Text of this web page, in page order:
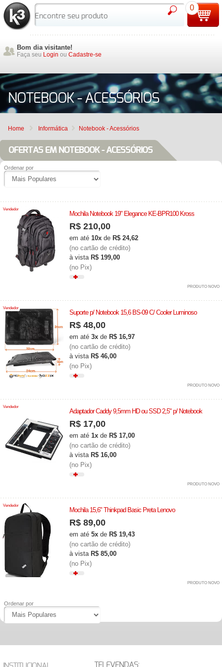
Bom dia visitante!
Faça seu Login ou Cadastre-se
0
NOTEBOOK - ACESSÓRIOS
Home Informática Notebook - Acessórios
OFERTAS EM NOTEBOOK - ACESSÓRIOS
Ordenar por
Vendedor
Mochila Notebook 19" Elegance KE-BPR100 Kross
R$ 210,00
em até 10x de R$ 24,62
(no cartão de crédito)
à vista R$ 199,00
(no Pix)
PRODUTO NOVO
Vendedor
Suporte p/ Notebook 15,6 BS-09 C/ Cooler Luminoso
R$ 48,00
em até 3x de R$ 16,97
(no cartão de crédito)
à vista R$ 46,00
(no Pix)
PRODUTO NOVO
Vendedor
Adaptador Caddy 9,5mm HD ou SSD 2,5" p/ Notebook
R$ 17,00
em até 1x de R$ 17,00
(no cartão de crédito)
à vista R$ 16,00
(no Pix)
PRODUTO NOVO
Vendedor
Mochila 15,6" Thinkpad Basic Preta Lenovo
R$ 89,00
em até 5x de R$ 19,43
(no cartão de crédito)
à vista R$ 85,00
(no Pix)
PRODUTO NOVO
Ordenar por
TELEVENDAS: